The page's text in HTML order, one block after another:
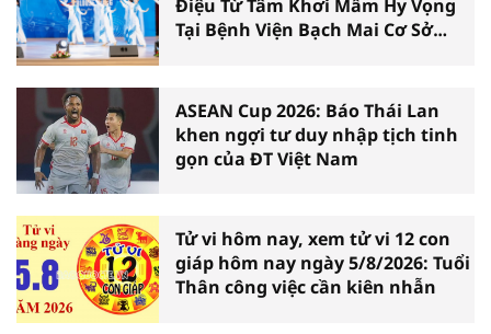
Điệu Từ Tâm Khơi Mầm Hy Vọng
Tại Bệnh Viện Bạch Mai Cơ Sở
ASEAN Cup 2026: Báo Thái Lan
khen ngợi tư duy nhập tịch tinh
gọn của ĐT Việt Nam
Tử vi hôm nay, xem tử vi 12 con
giáp hôm nay ngày 5/8/2026: Tuổi
Thân công việc cần kiên nhẫn